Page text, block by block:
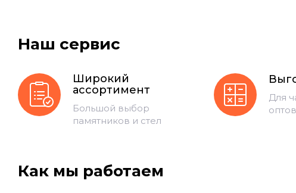
Наш сервис
Широкий
ассортимент
Большой выбор
памятников и стел
Для
Как мы работаем